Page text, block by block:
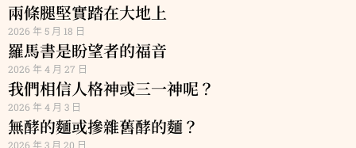
兩條腿堅實踏在大地上
2026 年 5 月 18 日
羅馬書是盼望者的福音
2026 年 4 月 27 日
我們相信人格神或三一神呢？
2026 年 4 月 3 日
無酵的麵或摻雜舊酵的麵？
2026 年 3 月 20 日